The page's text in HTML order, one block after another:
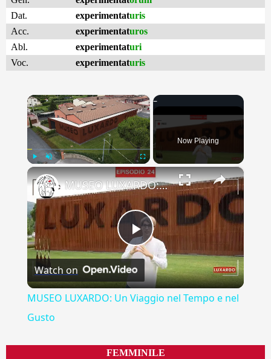
Dat.
experimentaturis
Acc.
experimentaturos
Abl.
experimentaturi
Voc.
experimentaturis
×
Fullscreen
Now Playing
×
Play
Video
MUSEO LUXARDO: Un Viaggio nel Tempo e nel Gusto
Watch on
MUSEO LUXARDO: Un Viaggio nel Tempo e nel
Gusto
FEMMINILE